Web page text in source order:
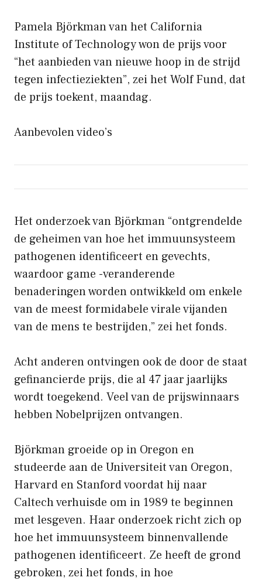
Pamela Björkman van het California
Institute of Technology won de prijs voor
“het aanbieden van nieuwe hoop in de strijd
tegen infectieziekten”, zei het Wolf Fund, dat
de prijs toekent, maandag.
Aanbevolen video’s
Het onderzoek van Björkman “ontgrendelde
de geheimen van hoe het immuunsysteem
pathogenen identificeert en gevechts,
waardoor game -veranderende
benaderingen worden ontwikkeld om enkele
van de meest formidabele virale vijanden
van de mens te bestrijden,” zei het fonds.
Acht anderen ontvingen ook de door de staat
gefinancierde prijs, die al 47 jaar jaarlijks
wordt toegekend. Veel van de prijswinnaars
hebben Nobelprijzen ontvangen.
Björkman groeide op in Oregon en
studeerde aan de Universiteit van Oregon,
Harvard en Stanford voordat hij naar
Caltech verhuisde om in 1989 te beginnen
met lesgeven. Haar onderzoek richt zich op
hoe het immuunsysteem binnenvallende
pathogenen identificeert. Ze heeft de grond
gebroken, zei het fonds, in hoe